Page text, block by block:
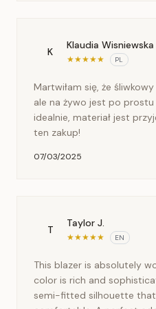
K
Klaudia Wisniewska
★★★★★ PL
Martwiłam się, że
ale na żywo jest po
idealnie, materiał jest
ten zakup!
07/03/2025
T
Taylor J.
★★★★★ EN
This blazer is absolutely
color is rich and
semi-fitted silhouette